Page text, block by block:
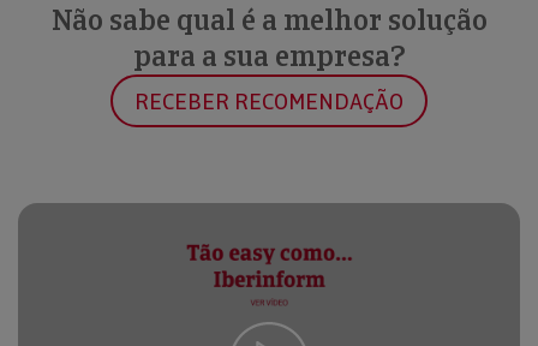
Não sabe qual é a melhor solução
para a sua empresa?
RECEBER RECOMENDAÇÃO